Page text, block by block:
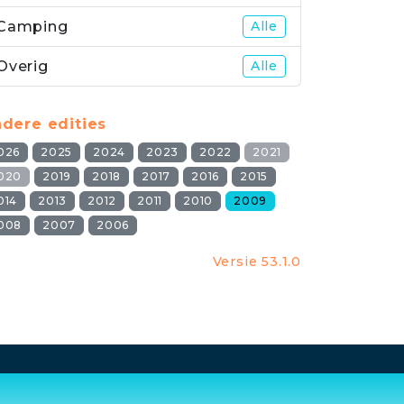
Alle
Alle
edities
2025 2024 2023 2022
2021
2019 2018 2017 2016
2015
2013 2012 2011 2010
2009
2007 2006
Versie 53.1.0